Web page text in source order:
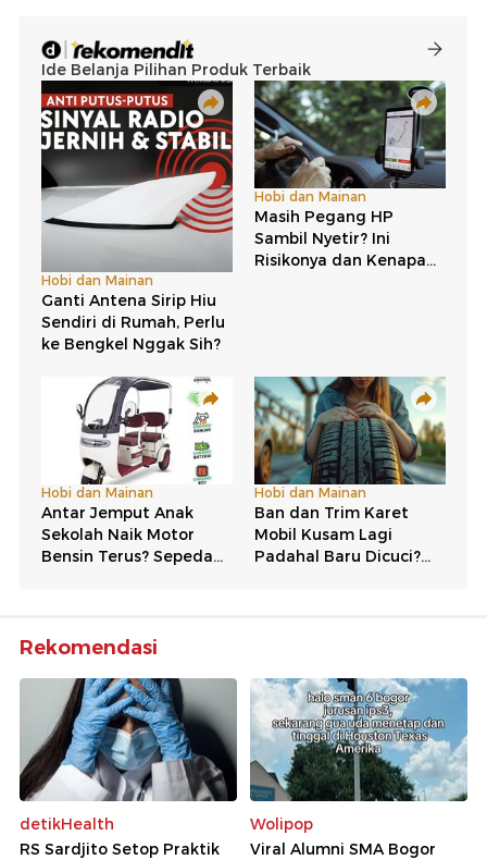
Rekomendasi
detikHealth
RS Sardjito Setop Praktik
Wolipop
Viral Alumni SMA Bogor